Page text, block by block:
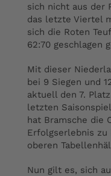
sich nicht aus der
das letzte Viertel
sich die Roten
62:70 geschlagen
Mit dieser
bei 9 Siegen und
aktuell den 7.
letzten
hat Bramsche die
Erfolgserlebnis zu
oberen
Nun gilt es, sich